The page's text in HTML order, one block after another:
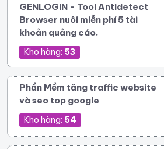
GENLOGIN - Tool Antidetect
Browser nuôi miễn phí 5 tài
khoản quảng cáo.
Kho hàng: 53
Phần Mềm tăng traffic website
và seo top google
Kho hàng: 54